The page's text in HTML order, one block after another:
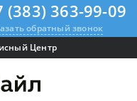
(383) 363-99-09
обратный звонок
Центр